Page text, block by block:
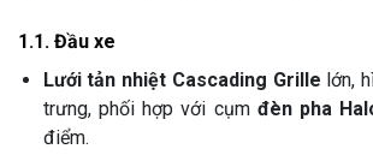
1.1. Đầu xe
Lưới tản nhiệt Cascading Grille lớn,
trưng, phối hợp với cụm đèn pha
điểm.